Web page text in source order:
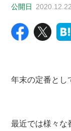
公開日 2020.12.22
年末の定番とし
最近では様々な